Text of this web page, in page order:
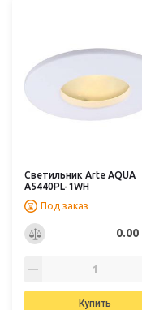
Светильник Arte AQUA
A5440PL-1WH
Под заказ
0.00
Купить